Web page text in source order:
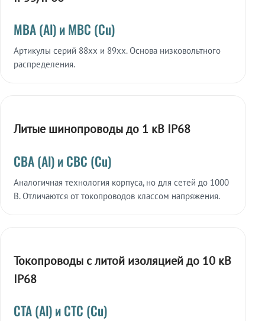
МВА (Al) и МВС (Cu)
Артикулы серий 88xx и 89xx. Основа низковольтного
распределения.
Литые шинопроводы до 1 кВ IP68
СВА (Al) и СВС (Cu)
Аналогичная технология корпуса, но для сетей до 1000
В. Отличаются от токопроводов классом напряжения.
Токопроводы с литой изоляцией до 10 кВ
IP68
СТА (Al) и СТС (Cu)